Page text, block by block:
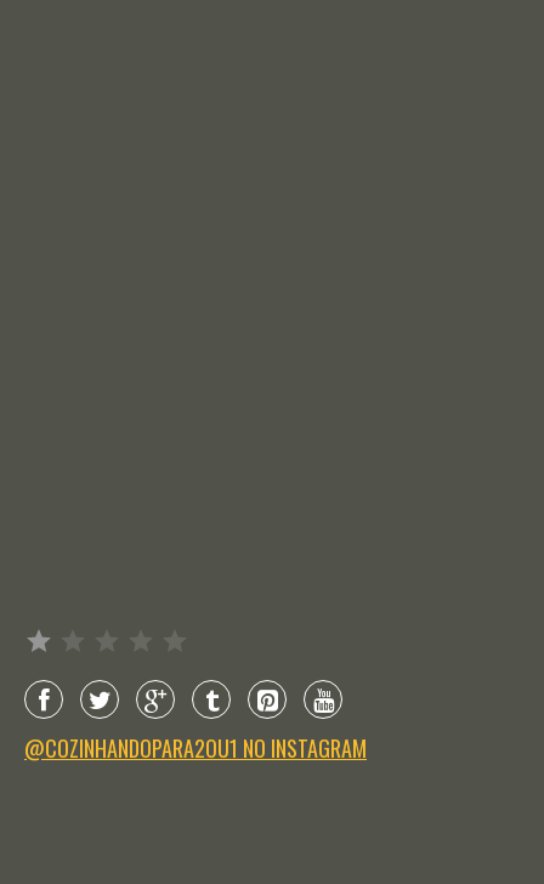
@COZINHANDOPARA2OU1 NO INSTAGRAM